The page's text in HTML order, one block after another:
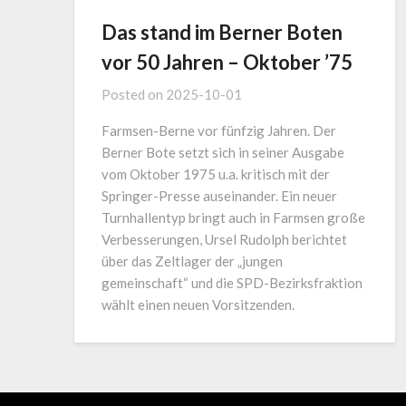
Das stand im Berner Boten
vor 50 Jahren – Oktober ’75
Posted on 2025-10-01
Farmsen-Berne vor fünfzig Jahren. Der
Berner Bote setzt sich in seiner Ausgabe
vom Oktober 1975 u.a. kritisch mit der
Springer-Presse auseinander. Ein neuer
Turnhallentyp bringt auch in Farmsen große
Verbesserungen, Ursel Rudolph berichtet
über das Zeltlager der „jungen
gemeinschaft“ und die SPD-Bezirksfraktion
wählt einen neuen Vorsitzenden.